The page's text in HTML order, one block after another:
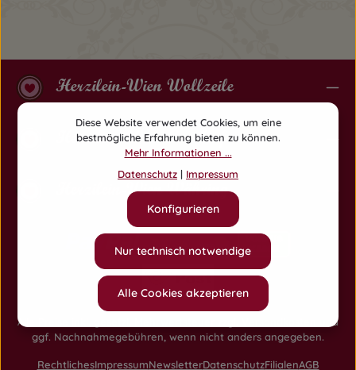
Herzilein-Wien Wollzeile
Herzilein-Wien Am Hof
Herzilein-Wien Währing
Alle Preise inkl. gesetzl. Mehrwertsteuer zzgl.
und
ggf. Nachnahmegebühren, wenn nicht anders angegeben.
RechtlichesImpressumNewsletterDatenschutzFilialenAGB
Diese Website verwendet Cookies, um eine
bestmögliche Erfahrung bieten zu können.
Mehr Informationen ...
Datenschutz | Impressum
Nur technisch notwendige
Konfigurieren
Alle Cookies akzeptieren